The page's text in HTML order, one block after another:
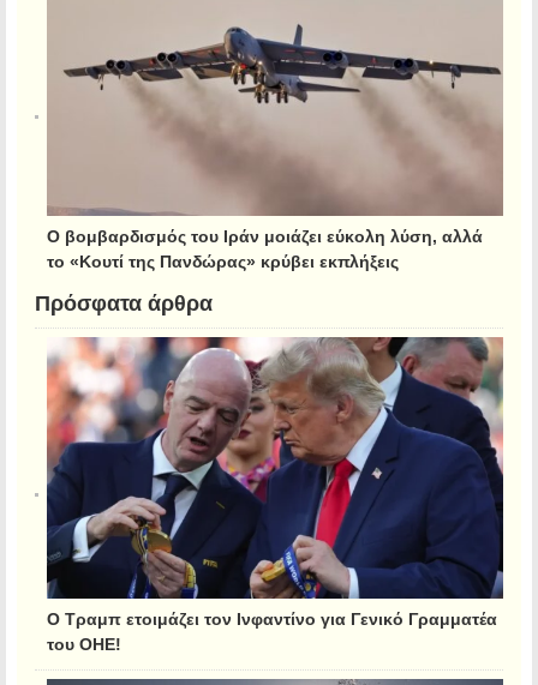
Ο βομβαρδισμός του Ιράν μοιάζει εύκολη λύση, αλλά
το «Κουτί της Πανδώρας» κρύβει εκπλήξεις
Πρόσφατα άρθρα
Ο Τραμπ ετοιμάζει τον Ινφαντίνο για Γενικό Γραμματέα
του ΟΗΕ!